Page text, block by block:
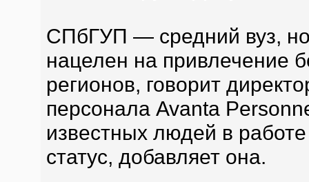
СПбГУП — средний вуз,
нацелен на привлечение
регионов, говорит
персонала Avanta
известных людей в
статус, добавляет она.